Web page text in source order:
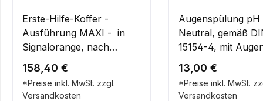
Erste-Hilfe-Koffer -
Ausführung MAXI - in
Signalorange, nach
aktueller ÖNORM Z
1020:2025Speziell für die
GastronomieZusätzlicher
Regulärer Preis:
158,40 €
*Preise inkl. MwSt. zzgl.
Versandkosten
Augenspülung pH
Neutral, gemäß
15154-4, mit
für ein Auge, bei
mit Säuren und
Notfall- und
Regulärer Preis:
13,00 €
*Preise inkl. MwSt.
Versandkosten